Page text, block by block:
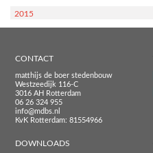
2015
CONTACT
matthijs de boer stedenbouw
Westzeedijk 116-C
3016 AH Rotterdam
06 26 324 955
info@mdbs.nl
KvK Rotterdam: 81554966
DOWNLOADS